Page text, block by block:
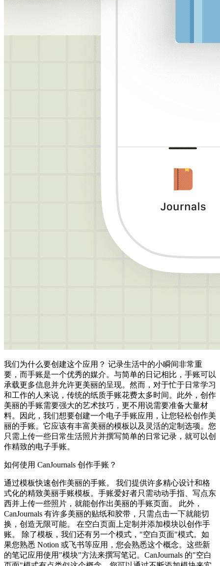
我们为什么要创建这个应用？ 记录生活中的小瞬间非常重
要，而手账是一个优秀的媒介。与简单的日记相比，手账可以
承载更多信息并允许更美丽的呈现。然而，对于忙于日常学习
和工作的人来说，传统的纸质手账花费太多时间。此外，创作
美丽的手账需要强大的艺术技巧，更不用说需要准备大量材
料。因此，我们想要创建一个电子手账应用，让您轻松创作美
丽的手账。它应该有丰富美丽的模板以及灵活的定制选项。您
只需上传一些日常生活照片并撰写简单的日常记录，就可以创
作精致的电子手账。
如何使用 CanJournals 创作手账？
通过模板快速创作美丽的手账。 我们提供许多精心设计和格
式化的精致美丽手账模板。手账爱好者只需动动手指、写点东
西并上传一些照片，就能创作出美丽的手账页面。 此外，
CanJournals 有许多美丽的贴纸和胶带，只需点击一下就能切
换，创造无限可能。 在空白页面上定制并添加模块以创作手
账。 除了模板，我们还有另一个模式，"空白页面"模式。如
果您熟悉 Notion 或飞书等应用，您会熟悉这个概念。这些新
的笔记应用使用"模块"方法来撰写笔记。CanJournals 的"空白